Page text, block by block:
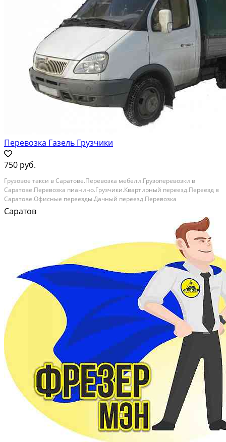
Перевозка Газель Грузчики
750 руб.
Грузовое такси в Саратове.Перевозка мебели.Грузоперевозки в
Саратове.Перевозка пианино.Грузчики.Квартирный переезд.Переезд в
Саратове.Офисные переезды.Дачный переезд.Перевозка
холодильника.Вывоз мебели.Перевозка вещей.Заказать Газель для
перевозки мебели Вы можете у нас.Разборка, сборка...
Саратов